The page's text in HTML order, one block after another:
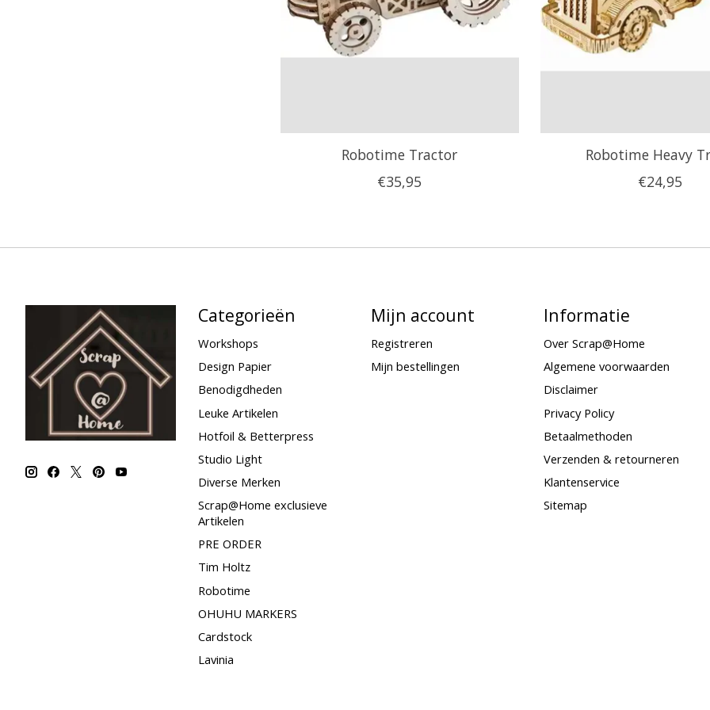
Robotime Tractor
€35,95
Robotime Heavy
€24,95
Categorieën
Workshops
Design Papier
Benodigdheden
Leuke Artikelen
Hotfoil & Betterpress
Studio Light
Diverse Merken
Scrap@Home exclusieve
Artikelen
PRE ORDER
Tim Holtz
Robotime
OHUHU MARKERS
Cardstock
Lavinia
Mijn account
Registreren
Mijn bestellingen
Informatie
Over Scrap@Home
Algemene voorwaarden
Disclaimer
Privacy Policy
Betaalmethoden
Verzenden & retourneren
Klantenservice
Sitemap